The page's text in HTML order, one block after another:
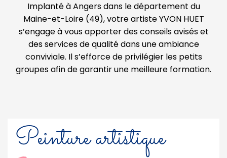
Implanté à Angers dans le département du
Maine-et-Loire (49), votre artiste YVON HUET
s’engage à vous apporter des conseils avisés et
des services de qualité dans une ambiance
conviviale. Il s’efforce de privilégier les petits
groupes afin de garantir une meilleure formation.
Peinture artistique